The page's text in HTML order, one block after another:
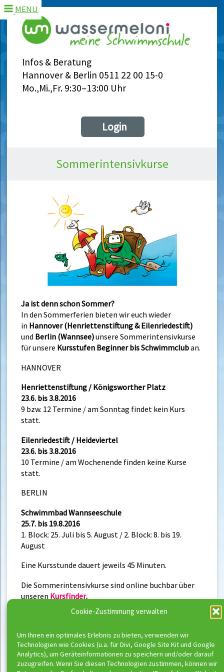
Cookie-Zustimmung verwalten
Um Ihnen ein optimales Erlebnis zu bieten, verwenden wir
Technologien wie Cookies (u.a. für Divi, Google Site Kit und Google
Analytics), um Geräteinformationen zu speichern und/oder darauf
zuzugreifen. Wenn Sie diesen Technologien zustimmen, können wir
Infos & Beratung
Hannover & Berlin 0511 22 00 15-0
Mo.,Mi.,Fr. 9:30–13:00 Uhr
MENU
Login
Sommerintensivkurse
Ja ist denn schon Sommer?
In den Sommerferien bieten wir euch wieder
in Hannover (Henriettenstiftung & Eilenriedestift)
und Berlin (Wannsee)unsere Sommerintensivkurse
für unsere Kursstufen Beginner bis Schwimmcluban.
HANNOVER
Henriettenstiftung / Königsworther Platz
23.6. bis 3.8.2016
9 bzw. 12 Termine / am Sonntag findet kein Kurs
statt.
Eilenriedestift / Heideviertel
23.6. bis 3.8.2016
10 Termine / am Wochenende finden keine Kurse
statt.
BERLIN
Schwimmbad Wannseeschule
25.7. bis 19.8.2016
1. Block: 25. Juli bis 5. August / 2. Block: 8. bis 19.
August
Eine Kursstunde dauert jeweils 45 Minuten.
Die Sommerintensivkurse sind online buchbar über
unseren Kursfinder.
Neueste Beiträge
Buchungsstart der neuen Kurse